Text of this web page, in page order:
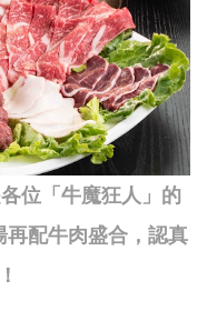
位「牛魔狂人」的
配牛肉盛合，認真